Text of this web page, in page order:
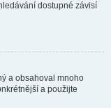
dostupné závisí
a obsahoval mnoho
a použijte